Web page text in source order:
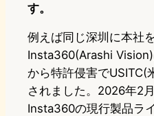
す。
例えば同じ深圳に本社
Insta360(Arashi
から特許侵害でUSITC(
されました。2026年2
Insta360の現行製品ラ